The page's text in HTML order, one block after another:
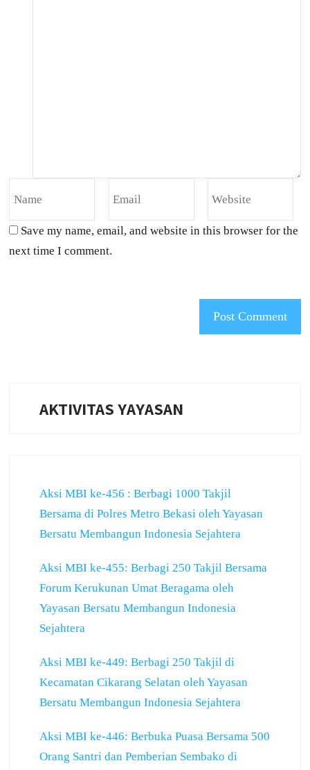
Save my name, email, and website in this browser for the
next time I comment.
AKTIVITAS YAYASAN
Aksi MBI ke-456 : Berbagi 1000 Takjil
Bersama di Polres Metro Bekasi oleh Yayasan
Bersatu Membangun Indonesia Sejahtera
Aksi MBI ke-455: Berbagi 250 Takjil Bersama
Forum Kerukunan Umat Beragama oleh
Yayasan Bersatu Membangun Indonesia
Sejahtera
Aksi MBI ke-449: Berbagi 250 Takjil di
Kecamatan Cikarang Selatan oleh Yayasan
Bersatu Membangun Indonesia Sejahtera
Aksi MBI ke-446: Berbuka Puasa Bersama 500
Orang Santri dan Pemberian Sembako di